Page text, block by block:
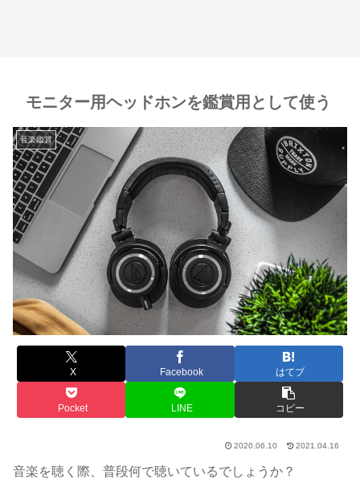
モニター用ヘッドホンを鑑賞用として使う
音楽鑑賞
X Facebook はてブ
Pocket LINE コピー
2020.06.10 2021.04.16
音楽を聴く際、普段何で聴いているでしょうか？